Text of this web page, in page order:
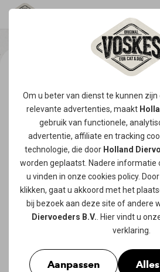
Om u beter van dienst te kunnen
relevante advertenties, maakt
gebruik van functionele,
advertentie, affiliate en tracking
technologie, die door Holland
worden geplaatst. Nadere informatie
u vinden in onze cookies policy.
klikken, gaat u akkoord met het
bij bezoek aan deze site of andere
Diervoeders B.V. . Hier vindt u
verklaring.
Aanpassen